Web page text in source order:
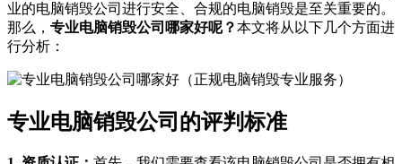
业的电脑销毁公司进行安全、合规的电脑销毁是至关重要的。
那么， 专业电脑销毁公司哪家好呢？本文将从以下几个方面进
行分析：
专业电脑销毁公司的评判标准